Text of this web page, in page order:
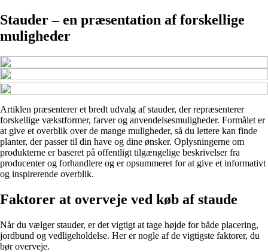
Stauder – en præsentation af forskellige
muligheder
Artiklen præsenterer et bredt udvalg af stauder, der repræsenterer
forskellige vækstformer, farver og anvendelsesmuligheder. Formålet er
at give et overblik over de mange muligheder, så du lettere kan finde
planter, der passer til din have og dine ønsker. Oplysningerne om
produkterne er baseret på offentligt tilgængelige beskrivelser fra
producenter og forhandlere og er opsummeret for at give et informativt
og inspirerende overblik.
Faktorer at overveje ved køb af staude
Når du vælger stauder, er det vigtigt at tage højde for både placering,
jordbund og vedligeholdelse. Her er nogle af de vigtigste faktorer, du
bør overveje.